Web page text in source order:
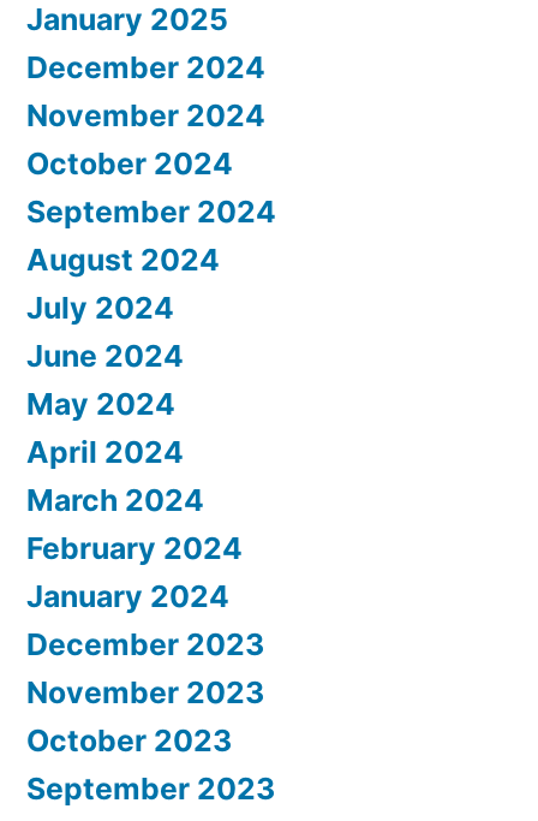
January 2025
December 2024
November 2024
October 2024
September 2024
August 2024
July 2024
June 2024
May 2024
April 2024
March 2024
February 2024
January 2024
December 2023
November 2023
October 2023
September 2023